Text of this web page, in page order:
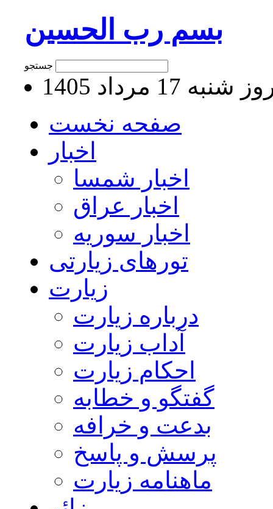
بسم رب الحسین
17 مرداد 1405
صفحه نخست
اخبار
اخبار شمسا
اخبار عراق
اخبار سوریه
تورهای زیارتی
زیارت
درباره زیارت
آداب زیارت
احکام زیارت
گفتگو و خطابه
بدعت و خرافه
پرسش و پاسخ
ماهنامه زیارت